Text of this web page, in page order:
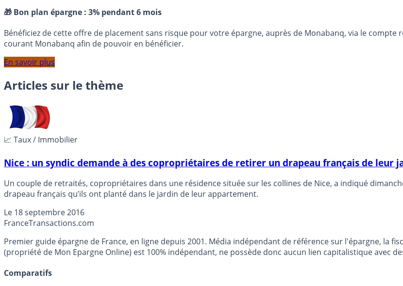
🎁 Bon plan épargne : 3% pendant 6 mois
Bénéficiez de cette offre de placement sans risque pour votre épargne, auprès de Monabanq, via le compte
courant Monabanq afin de pouvoir en bénéficier.
En savoir plus
Articles sur le thème
📈 Taux / Immobilier
Nice : un syndic demande à des copropriétaires de retirer un drapeau français de leur
Un couple de retraités, copropriétaires dans une résidence située sur les collines de Nice, a indiqué
drapeau français qu’ils ont planté dans le jardin de leur appartement.
Le 18 septembre 2016
FranceTransactions.com
Premier guide épargne de France, en ligne depuis 2001. Média indépendant de référence sur l'épargne, la
(propriété de Mon Epargne Online) est 100% indépendant, ne possède donc aucun lien capitalistique avec
Comparatifs